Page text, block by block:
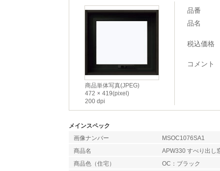
商品単体写真(JPEG)
472
419(pixel)
200 dpi
品番
品名
税込価格
コメント
メインスペック
画像ナンバー
MSOC1076SA1
商品名
APW330 すべり出し
商品色（住宅）
OC：ブラック